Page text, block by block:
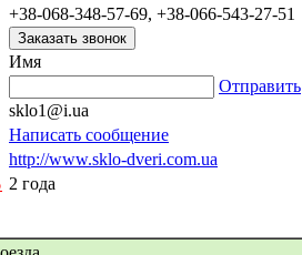
+38-068-348-57-69, +38-066-543-27-51
Имя
Отправить
sklo1@i.ua
Написать сообщение
http://www.sklo-dveri.com.ua
2 года